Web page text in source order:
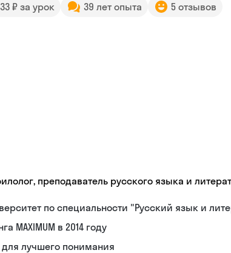
₽ за урок 39 лет опыта 5 отзывов
преподаватель русского языка и
по специальности "Русский язык и
в 2014 году
лучшего понимания